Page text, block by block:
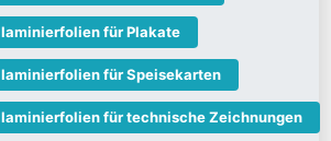
laminierfolien für Plakate
laminierfolien für Speisekarten
laminierfolien für technische Zeichnungen